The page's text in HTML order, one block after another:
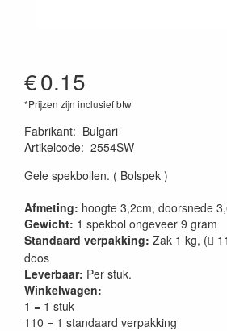
€0.15
*Prijzen zijn inclusief btw
Fabrikant: Bulgari
Artikelcode: 2554SW
Gele spekbollen. ( Bolspek )
Afmeting: hoogte 3,2cm, doorsnede
Gewicht: 1 spekbol ongeveer 9 gram
Standaard verpakking: Zak 1 kg, ( 
doos
Leverbaar: Per stuk.
Winkelwagen:
1 = 1 stuk
110 = 1 standaard verpakking